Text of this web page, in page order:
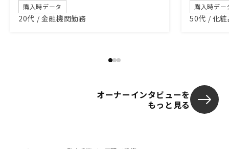
なかった「教育資金」としての価値
も、子育て中の今、大きな安心感に
購入時データ
20代 / 金融機関勤務
購入時デー
50代 / 化
オーナーインタビューを
もっと見る